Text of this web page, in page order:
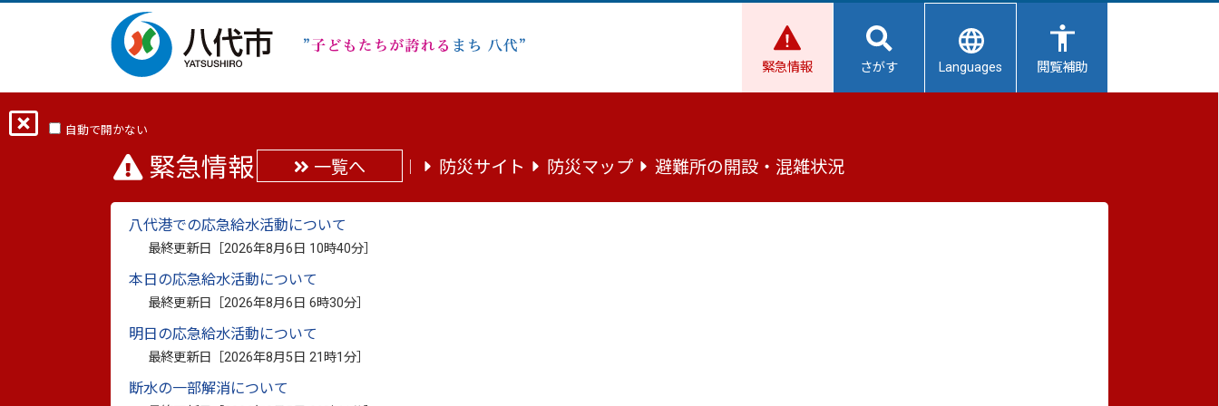
緊急情報 さがす Languages 閲覧補助
自動で開かない
緊急情報 一覧へ 防災サイト 防災マップ 避難所の開設・混雑状況
八代港での応急給水活動について
最終更新日［2026年8月6日 10時40分
本日の応急給水活動について
最終更新日［2026年8月6日 6時30分
明日の応急給水活動について
最終更新日［2026年8月5日 21時1分
断水の一部解消について
指定給水装置工事事業者一覧
最終更新日：2026年7月3日 印刷
指定給水装置工事事業者一覧表
水道の新設や改造工事は、法令等により八代市指定給水装置工事事業者（指定工事事業者）でなければ施工する
ことができませんのでご注意ください。